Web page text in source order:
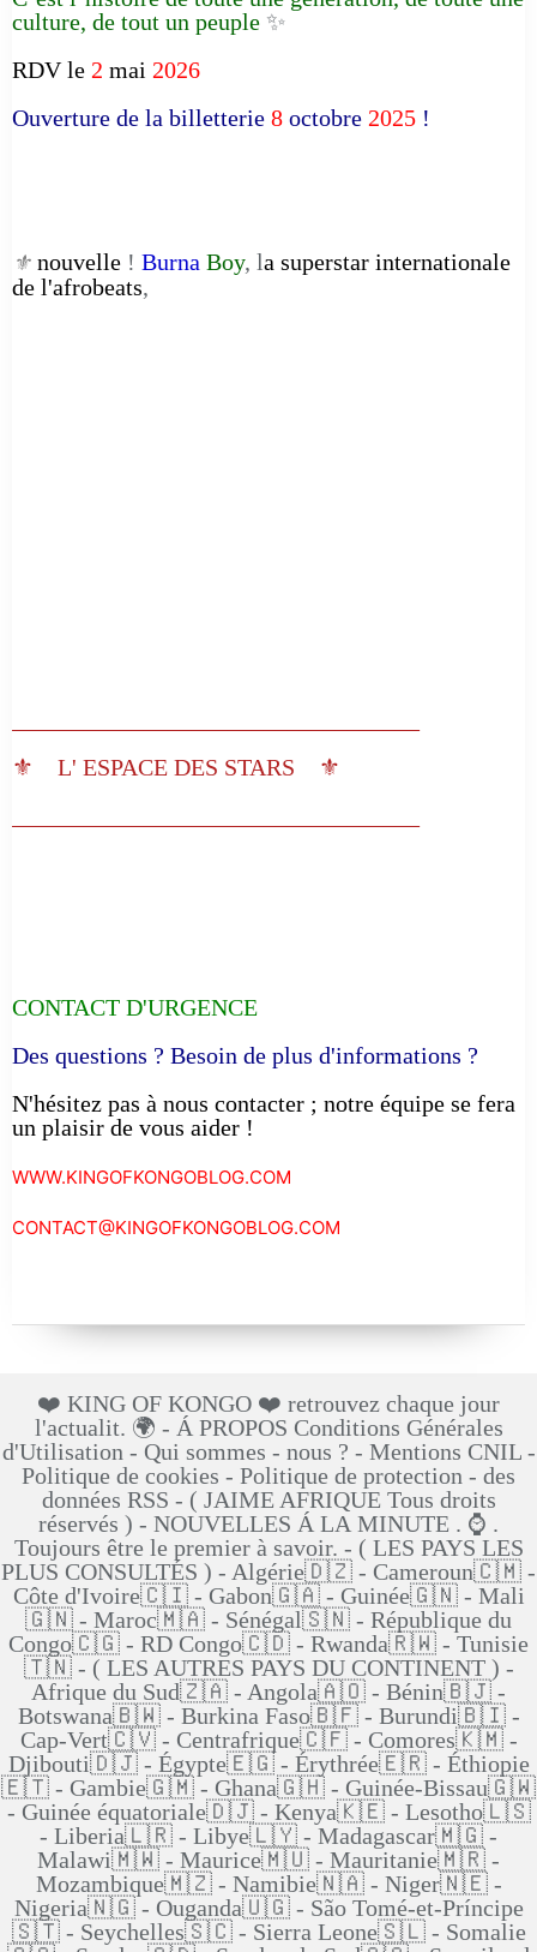
culture, de tout un peuple ✨
RDV le 2 mai 2026
Ouverture de la billetterie 8 octobre 2025 !
⚜️ nouvelle ! Burna Boy, la superstar internationale
de l'afrobeats,
⚜️ L' ESPACE DES STARS ⚜️
CONTACT D'URGENCE
Des questions ? Besoin de plus d'informations ?
N'hésitez pas à nous contacter ; notre équipe se fera
un plaisir de vous aider !
WWW.KINGOFKONGOBLOG.COM
CONTACT@KINGOFKONGOBLOG.COM
❤️ KING OF KONGO ❤️ retrouvez chaque jour
l'actualit. 🌍 - Á PROPOS Conditions Générales
d'Utilisation - Qui sommes - nous ? - Mentions CNIL -
Politique de cookies - Politique de protection - des
données RSS - ( JAIME AFRIQUE Tous droits
réservés ) - NOUVELLES Á LA MINUTE . ⌚ .
Toujours être le premier à savoir. - ( LES PAYS LES
PLUS CONSULTÉS ) - Algérie🇩🇿 - Cameroun🇨🇲 -
Côte d'Ivoire🇨🇮 - Gabon🇬🇦 - Guinée🇬🇳 - Mali
🇬🇳 - Maroc🇲🇦 - Sénégal🇸🇳 - République du
Congo🇨🇬 - RD Congo🇨🇩 - Rwanda🇷🇼 - Tunisie
🇹🇳 - ( LES AUTRES PAYS DU CONTINENT ) -
Afrique du Sud🇿🇦 - Angola🇦🇴 - Bénin🇧🇯 -
Botswana🇧🇼 - Burkina Faso🇧🇫 - Burundi🇧🇮 -
Cap-Vert🇨🇻 - Centrafrique🇨🇫 - Comores🇰🇲 -
Djibouti🇩🇯 - Égypte🇪🇬 - Érythrée🇪🇷 - Éthiopie
🇪🇹 - Gambie🇬🇲 - Ghana🇬🇭 - Guinée-Bissau🇬🇼
- Guinée équatoriale🇩🇯 - Kenya🇰🇪 - Lesotho🇱🇸
- Liberia🇱🇷 - Libye🇱🇾 - Madagascar🇲🇬 -
Malawi🇲🇼 - Maurice🇲🇺 - Mauritanie🇲🇷 -
Mozambique🇲🇿 - Namibie🇳🇦 - Niger🇳🇪 -
Nigeria🇳🇬 - Ouganda🇺🇬 - São Tomé-et-Príncipe
🇸🇹 - Seychelles🇸🇨 - Sierra Leone🇸🇱 - Somalie